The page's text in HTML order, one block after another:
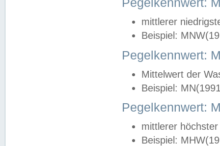
mittlerer
Beispiel:
Pegelkennwert:
Mittelwert der
Beispiel:
Pegelkennwert:
mittlerer
Beispiel: